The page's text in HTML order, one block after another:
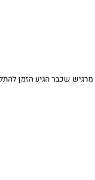
שכבר הגיע הזמן